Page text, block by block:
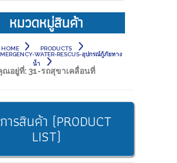
หมวดหมู่สินค้า
HOME
PRODUCTS
WATER-RESCUS-อุปกรณ์กู้ภัยทาง
น้ำ
ณอยู่ที่: 31-รถสุขาเคลื่อนที่
ารสินค้า (PRODUCT
LIST)